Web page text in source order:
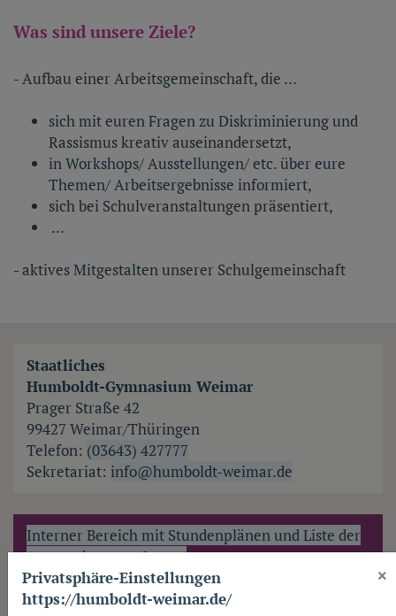
Was sind unsere Ziele?
- Aufbau einer Arbeitsgemeinschaft, die …
sich mit euren Fragen zu Diskriminierung und
Rassismus kreativ auseinandersetzt,
in Workshops/ Ausstellungen/ etc. über eure
Themen/ Arbeitsergebnisse informiert,
sich bei Schulveranstaltungen präsentiert,
…
- aktives Mitgestalten unserer Schulgemeinschaft
Staatliches
Humboldt-Gymnasium Weimar
Prager Straße 42
99427 Weimar/Thüringen
Telefon: (03643) 427777
Sekretariat: info@humboldt-weimar.de
Interner Bereich mit Stundenplänen und Liste der
AnsprechpartnerInnen.
Privatsphäre-Einstellungen
https://humboldt-weimar.de/
×